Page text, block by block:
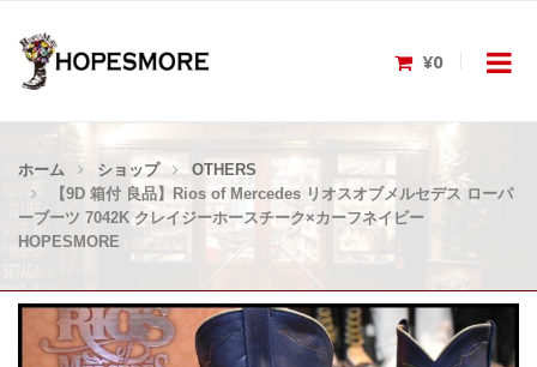
¥0
ホーム ショップ
OTHERS
【9D 箱付 良品】Rios of Mercedes リオスオブメルセデス ローパ
ーブーツ 7042K クレイジーホースチーク×カーフネイビー
HOPESMORE